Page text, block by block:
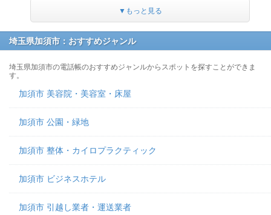
▼もっと見る
埼玉県加須市：おすすめジャンル
埼玉県加須市の電話帳のおすすめジャンルからスポットを探すことができま
す。
加須市 美容院・美容室・床屋
加須市 公園・緑地
加須市 整体・カイロプラクティック
加須市 ビジネスホテル
加須市 引越し業者・運送業者